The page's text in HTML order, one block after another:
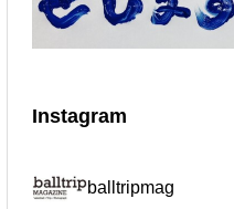
Instagram
balltripmag